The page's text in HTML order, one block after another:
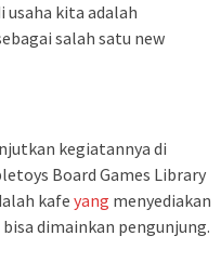
usaha kita adalah
salah satu new
kegiatannya di
Board Games Library
kafe yang menyediakan
bisa dimainkan pengunjung.